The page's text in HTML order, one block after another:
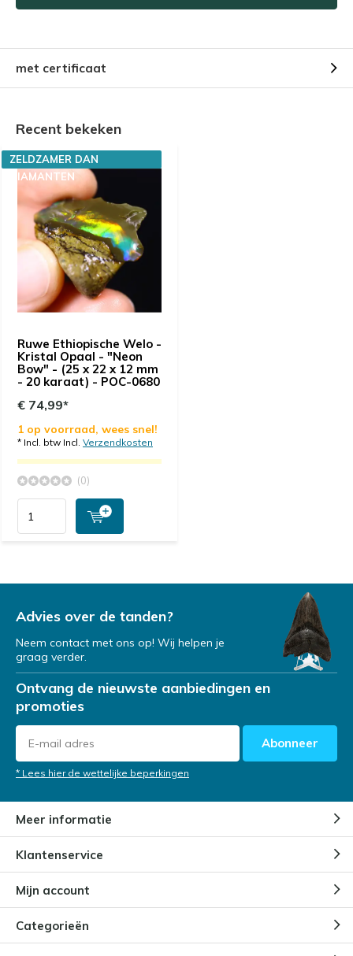
met certificaat
Recent bekeken
Ruwe Ethiopische Welo -
Kristal Opaal - "Neon
Bow" - (25 x 22 x 12 mm
- 20 karaat) - POC-0680
ZELDZAMER DAN
DIAMANTEN
€ 74,99*
1 op voorraad, wees snel!
* Incl. btw Incl. Verzendkosten
(0)
Advies over de tanden?
Neem contact met ons op! Wij helpen je
graag verder.
Ontvang de nieuwste aanbiedingen en
promoties
Abonneer
* Lees hier de wettelijke beperkingen
Meer informatie
Klantenservice
Mijn account
Categorieën